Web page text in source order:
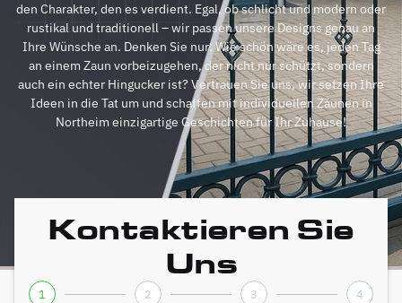
den Charakter, den es verdient. Egal, ob schlicht und modern oder
rustikal und traditionell – wir passen unsere Designs genau an
Ihre Wünsche an. Denken Sie nur: Wie schön wäre es, jeden Tag
an einem Zaun vorbeizugehen, der nicht nur schützt, sondern
auch ein echter Hingucker ist? Vertrauen Sie uns, wir setzen Ihre
Ideen in die Tat um und schaffen mit individuellen Zäunen in
Northeim einzigartige Geschichten für Ihr Zuhause!
Kontaktieren Sie
Uns
1 2 3 4